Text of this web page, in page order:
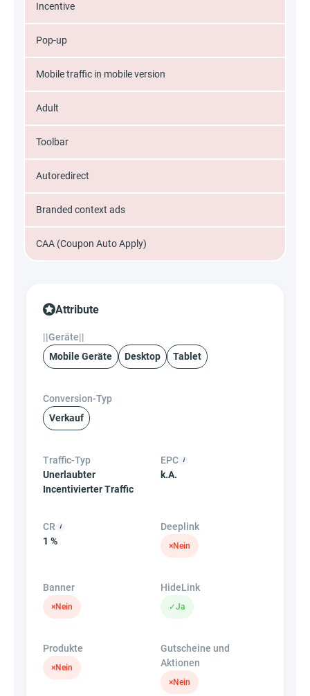
Incentive
Pop-up
Mobile traffic in mobile version
Adult
Toolbar
Autoredirect
Branded context ads
CAA (Coupon Auto Apply)
Attribute
||Geräte||
Mobile Geräte
Desktop Tablet
Conversion-Typ
Verkauf
Traffic-Typ
Unerlaubter
Incentivierter Traffic
EPC
k.A.
CR
1 %
Deeplink
×Nein
Banner
×Nein
HideLink
✓Ja
Produkte
×Nein
Gutscheine und
Aktionen
×Nein